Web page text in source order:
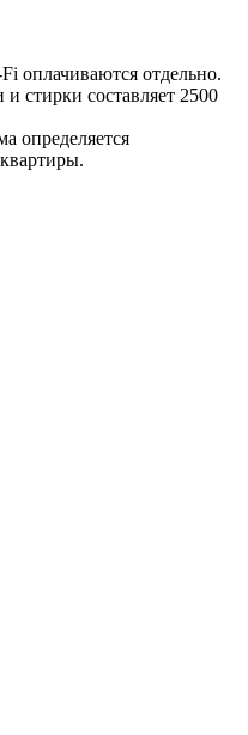
оплачиваются отдельно.
стирки составляет 2500
определяется